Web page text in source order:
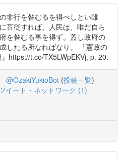
非行を咎むるを得べしとい雖
盲従すれば、人民は、唯だ自ら
を咎むる事を得ず。蓋し政府の
したる所なればなり。 「憲政の
https://t.co/TX5LWpEKVj, p. 20.
@OzakiYukioBot (投稿一覧)
イート・ネットワーク (1)